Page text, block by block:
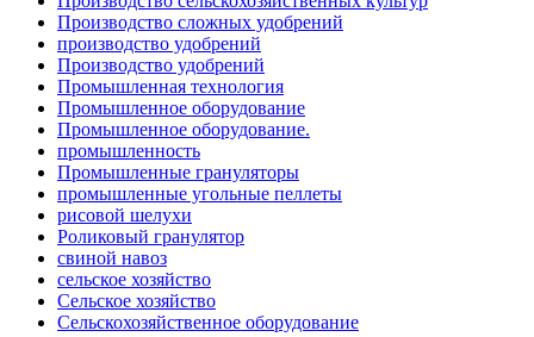
Производство сложных удобрений
производство удобрений
Производство удобрений
Промышленная технология
Промышленное оборудование
Промышленное оборудование.
промышленность
Промышленные грануляторы
промышленные угольные пеллеты
рисовой шелухи
Роликовый гранулятор
свиной навоз
сельское хозяйство
Сельское хозяйство
Сельскохозяйственное оборудование